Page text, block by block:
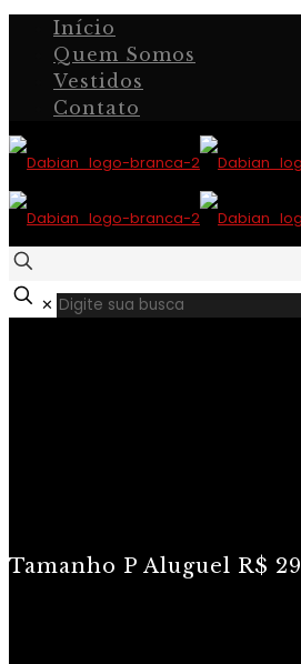
Início
Quem Somos
Vestidos
Contato
✕
Tamanho P Aluguel R$